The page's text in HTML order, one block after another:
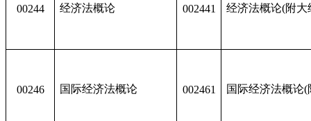
00244 经济法概论 002441 经济法概论(附大
00246 国际经济法概论 002461 国际经济法概论(